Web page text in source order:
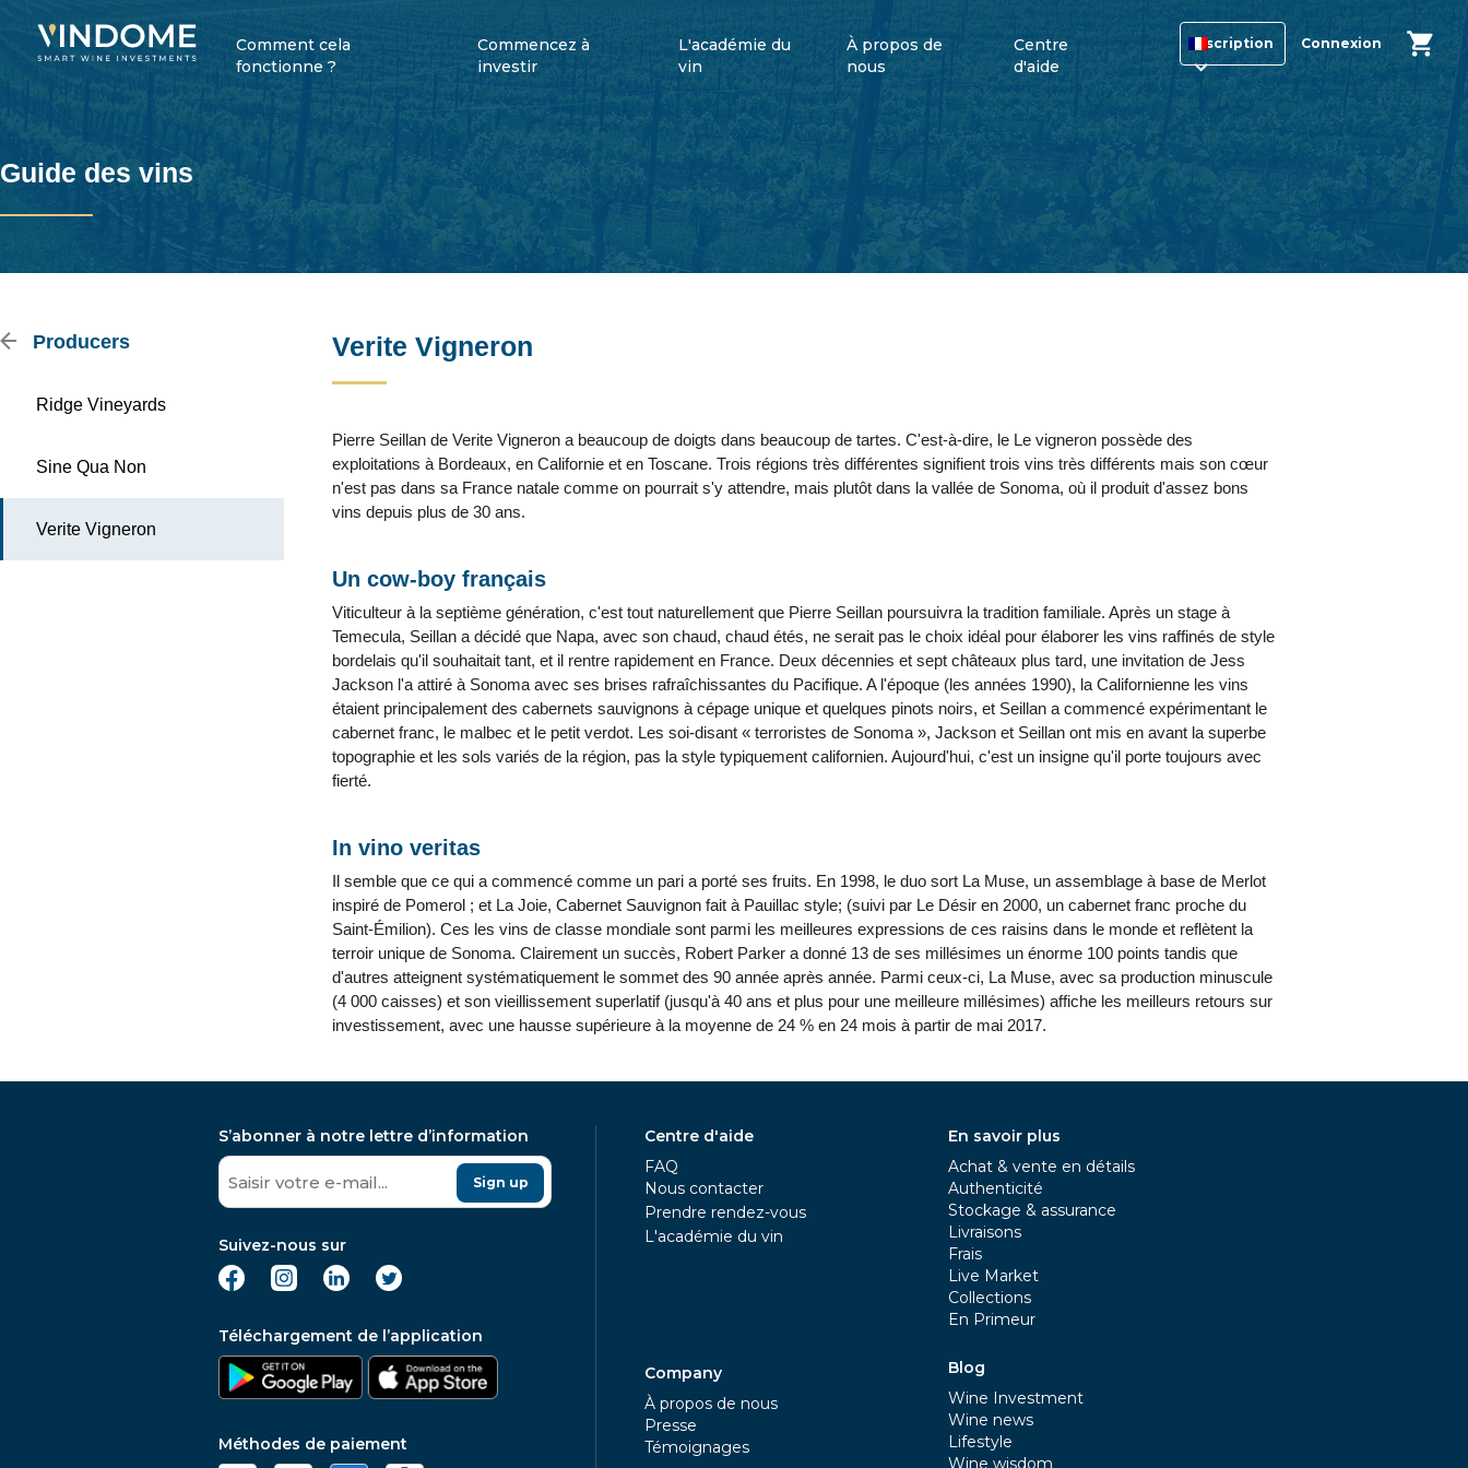
Comment cela
fonctionne ?
Commencez à
investir
L'académie du
vin
À propos de
nous
Centre
d'aide
Inscription Connexion
Guide des vins
Producers
Ridge Vineyards
Sine Qua Non
Verite Vigneron
Verite Vigneron
Pierre Seillan de Verite Vigneron a beaucoup de doigts dans beaucoup de tartes. C'est-à-dire, le Le vigneron possède des
exploitations à Bordeaux, en Californie et en Toscane. Trois régions très différentes signifient trois vins très différents mais son cœur
n'est pas dans sa France natale comme on pourrait s'y attendre, mais plutôt dans la vallée de Sonoma, où il produit d'assez bons
vins depuis plus de 30 ans.
Un cow-boy français
Viticulteur à la septième génération, c'est tout naturellement que Pierre Seillan poursuivra la tradition familiale. Après un stage à
Temecula, Seillan a décidé que Napa, avec son chaud, chaud étés, ne serait pas le choix idéal pour élaborer les vins raffinés de style
bordelais qu'il souhaitait tant, et il rentre rapidement en France. Deux décennies et sept châteaux plus tard, une invitation de Jess
Jackson l'a attiré à Sonoma avec ses brises rafraîchissantes du Pacifique. A l'époque (les années 1990), la Californienne les vins
étaient principalement des cabernets sauvignons à cépage unique et quelques pinots noirs, et Seillan a commencé expérimentant le
cabernet franc, le malbec et le petit verdot. Les soi-disant « terroristes de Sonoma », Jackson et Seillan ont mis en avant la superbe
topographie et les sols variés de la région, pas la style typiquement californien. Aujourd'hui, c'est un insigne qu'il porte toujours avec
fierté.
In vino veritas
Il semble que ce qui a commencé comme un pari a porté ses fruits. En 1998, le duo sort La Muse, un assemblage à base de Merlot
inspiré de Pomerol ; et La Joie, Cabernet Sauvignon fait à Pauillac style; (suivi par Le Désir en 2000, un cabernet franc proche du
Saint-Émilion). Ces les vins de classe mondiale sont parmi les meilleures expressions de ces raisins dans le monde et reflètent la
terroir unique de Sonoma. Clairement un succès, Robert Parker a donné 13 de ses millésimes un énorme 100 points tandis que
d'autres atteignent systématiquement le sommet des 90 année après année. Parmi ceux-ci, La Muse, avec sa production minuscule
(4 000 caisses) et son vieillissement superlatif (jusqu'à 40 ans et plus pour une meilleure millésimes) affiche les meilleurs retours sur
investissement, avec une hausse supérieure à la moyenne de 24 % en 24 mois à partir de mai 2017.
S’abonner à notre lettre d’information
Sign up
Suivez-nous sur
Téléchargement de l’application
Méthodes de paiement
Centre d'aide
FAQ
Nous contacter
Prendre rendez-vous
L'académie du vin
Company
À propos de nous
Presse
Témoignages
En savoir plus
Achat & vente en détails
Authenticité
Stockage & assurance
Livraisons
Frais
Live Market
Collections
En Primeur
Blog
Wine Investment
Wine news
Lifestyle
Wine wisdom